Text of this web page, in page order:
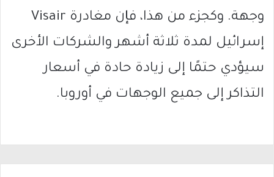
وجهة. وكجزء من هذا، فإن مغادرة Visair
إسرائيل لمدة ثلاثة أشهر والشركات الأخرى
سيؤدي حتمًا إلى زيادة حادة في أسعار
التذاكر إلى جميع الوجهات في أوروبا.